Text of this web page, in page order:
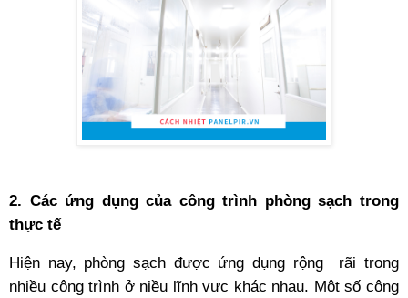
2. Các ứng dụng của công trình phòng sạch trong
thực tế
Hiện nay, phòng sạch được ứng dụng rộng
rãi trong
nhiều công trình ở niều lĩnh vực khác nhau. Một số công